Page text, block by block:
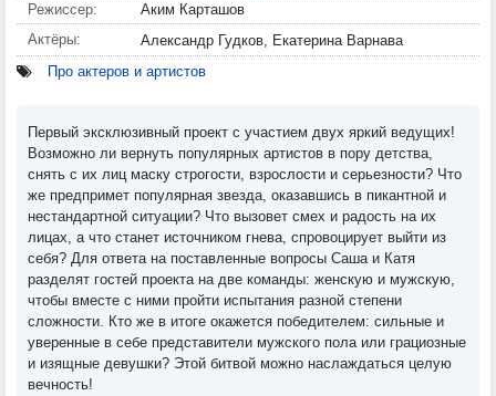
Режиссер:
Аким Карташов
Актёры:
Александр Гудков, Екатерина Варнава
Про актеров и артистов
Первый эксклюзивный проект с участием двух яркий ведущих!
Возможно ли вернуть популярных артистов в пору детства,
снять с их лиц маску строгости, взрослости и серьезности? Что
же предпримет популярная звезда, оказавшись в пикантной и
нестандартной ситуации? Что вызовет смех и радость на их
лицах, а что станет источником гнева, спровоцирует выйти из
себя? Для ответа на поставленные вопросы Саша и Катя
разделят гостей проекта на две команды: женскую и мужскую,
чтобы вместе с ними пройти испытания разной степени
сложности. Кто же в итоге окажется победителем: сильные и
уверенные в себе представители мужского пола или грациозные
и изящные девушки? Этой битвой можно наслаждаться целую
вечность!